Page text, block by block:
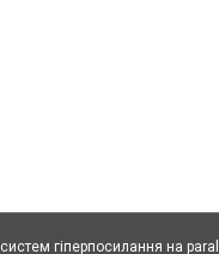
гіперпосилання на